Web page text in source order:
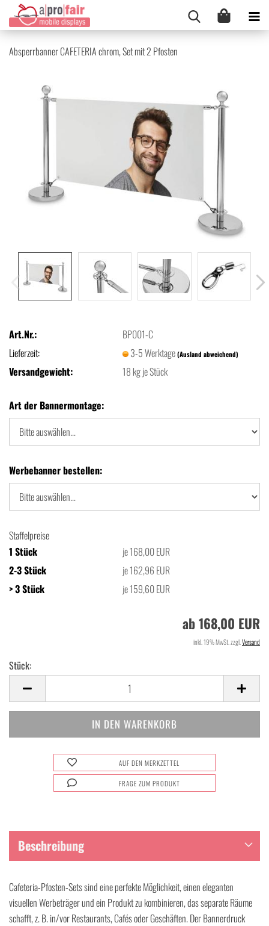
Ab­sperr­ban­ner CA­FE­TE­RIA chrom, Set mit 2 Pfos­ten
Art.Nr.:
BP001-C
Lieferzeit:
3-5 Werktage(Ausland abweichend)
Versandgewicht: 18 kg je Stück
Art der Bannermontage:
Werbebanner bestellen:
Staffelpreise
1 Stück
je 168,00 EUR
2-3 Stück
je 162,96 EUR
> 3 Stück
je 159,60 EUR
ab 168,00 EUR
inkl. 19% MwSt. zzgl. Versand
Stück:
AUF DEN MERKZETTEL
FRAGE ZUM PRODUKT
Beschreibung
Cafeteria-Pfosten-Sets sind eine perfekte Möglichkeit, einen eleganten
visuellen Werbeträger und ein Produkt zu kombinieren, das separate Räume
schafft, z. B. in/vor Restaurants, Cafés oder Geschäften. Der Bannerdruck